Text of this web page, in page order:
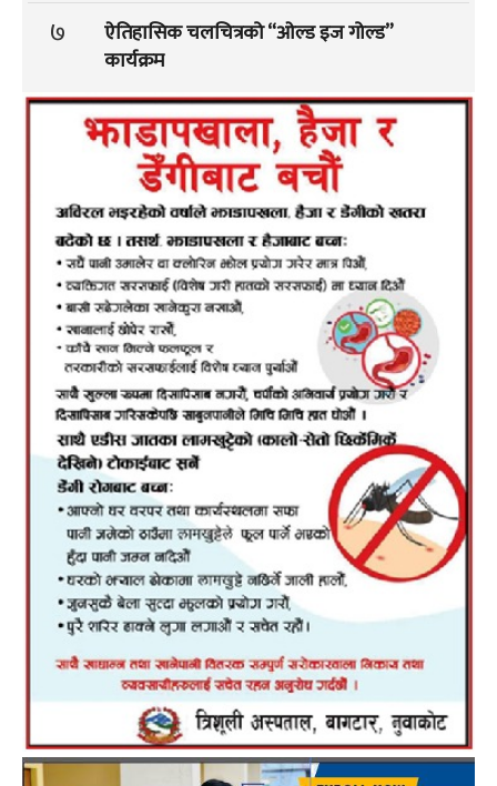
७
ऐतिहासिक चलचित्रको “ओल्ड इज गोल्ड”
कार्यक्रम